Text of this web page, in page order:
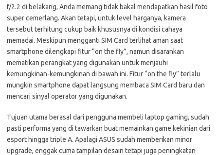
f/2.2 di belakang, Anda memang tidak bakal mendapatkan hasil foto
super cemerlang. Akan tetapi, untuk level harganya, kamera
tersebut terhitung cukup baik khususnya di kondisi cahaya
memadai. Meskipun mengganti SIM Card terlihat aman saat
smartphone dilengkapi fitur “on the fly”, namun disarankan
mematikan perangkat yang digunakan untuk menjauhi
kemungkinan-kemungkinan di bawah ini. Fitur “on the fly” terlalu
mungkin smartphone dapat langsung membaca SIM Card baru dan
mencari sinyal operator yang digunakan.
Tujuan utama berasal dari pengguna membeli laptop gaming, sudah
pasti performa yang di tawarkan buat memainkan game kekinian dari
esport hingga triple A. Apalagi ASUS sudah memberikan minor
upgrade, enggak cuma tampilan desain tetapi juga peningkatan